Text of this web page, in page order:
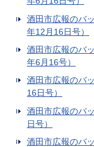
酒田市広報のバ
年12月16日号）
酒田市広報のバ
年6月16号）
酒田市広報のバ
16日号）
酒田市広報のバ
日号）
酒田市広報のバ